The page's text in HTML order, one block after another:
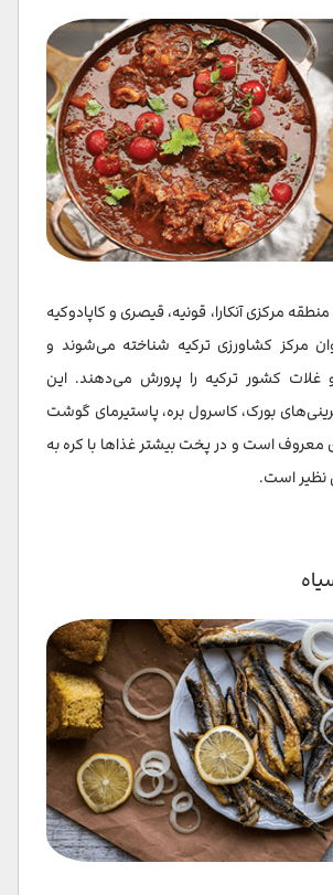
مرکزی آنکارا، قونیه، قیصری و کاپادوکیه
مرکز کشاورزی ترکیه شناخته می‌شوند و
غلات کشور ترکیه را پرورش می‌دهند. این
بورک، کاسرول بره، پاستیرمای گوشت
معروف است و در پخت بیشتر غذاها با کره به
نظیر است.